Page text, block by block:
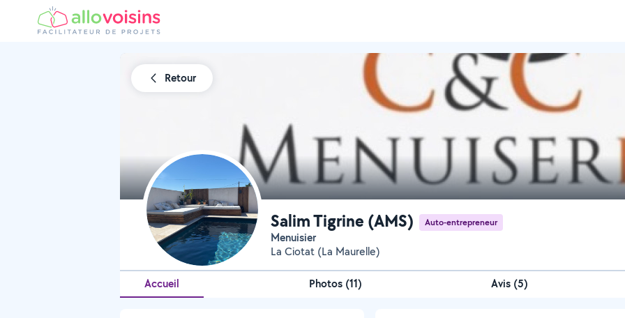
Retour
Salim Tigrine (AMS) Auto-entrepreneur
Menuisier
La Ciotat (La Maurelle)
Accueil Photos (11) Avis (5)